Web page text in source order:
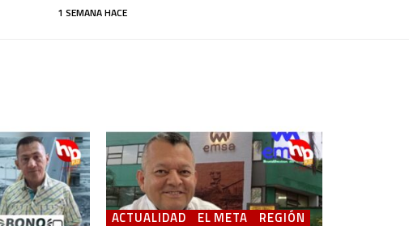
1 SEMANA HACE
ACTUALIDAD EL META
REGIÓN